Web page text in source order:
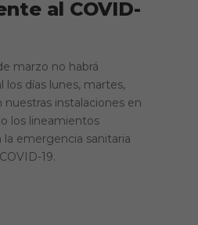
al COVID-
marzo no habrá
los días lunes, martes,
nuestras instalaciones en
los lineamientos
la emergencia sanitaria
19.